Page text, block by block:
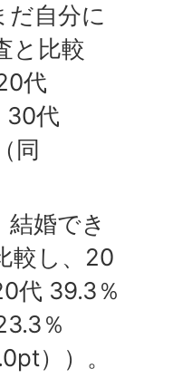
だ自分に
と比較
代
30代
同
結婚でき
較し、20
代 39.3％
％
））。